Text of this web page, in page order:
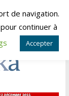
de navigation.
continuer à
Accepter